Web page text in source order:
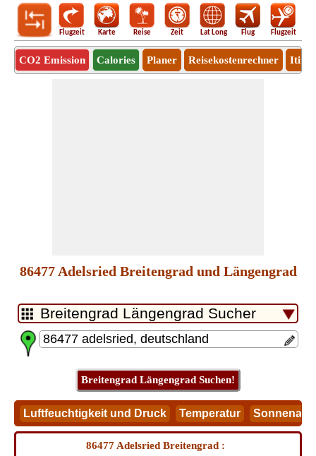
Flugzeit Karte Reise Zeit Lat Long Flug Flugzeit
CO2 Emission Calories Planer Reisekostenrechner
86477 Adelsried Breitengrad und Längengrad
86477 Adelsried Breitengrad :